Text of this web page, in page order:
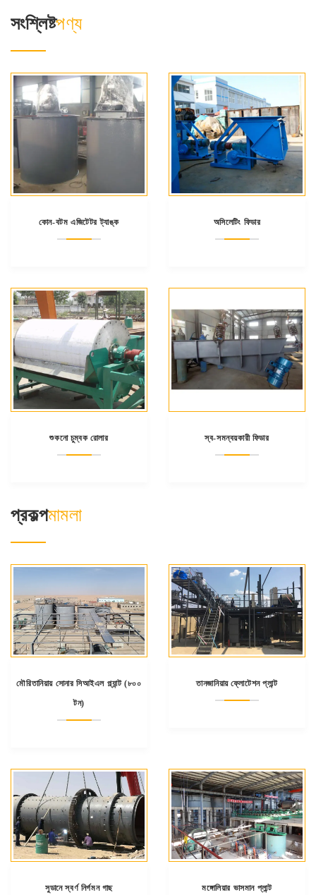
সংশ্লিষ্টপণ্য
কোন-বটম এজিটেটর ট্যাঙ্ক অসিলেটিং ফিডার
শুকনো চুম্বক রোলার স্ব-সমন্বয়কারী ফিডার
প্রকল্পমামলা
মৌরিতানিয়ায় সোনার সিআইএল প্ল্যান্ট (৮০০
টন)
তানজানিয়ায় ফ্লোটেশন প্লান্ট
সুডানে স্বর্ণ নির্গমন গাছ মঙ্গোলিয়ার ভাসমান প্লান্ট